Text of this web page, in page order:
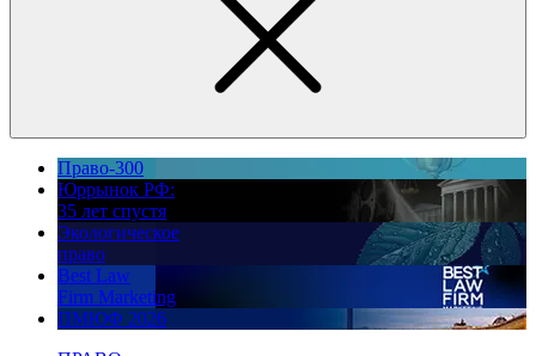
Право-300
Юррынок РФ:
35 лет спустя
Экологическое
право
Best Law
Firm Marketing
ПМЮФ 2026